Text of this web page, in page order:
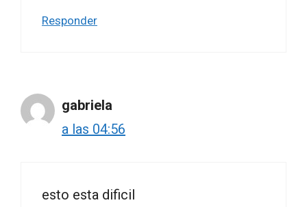
Responder
gabriela
a las 04:56
esto esta dificil